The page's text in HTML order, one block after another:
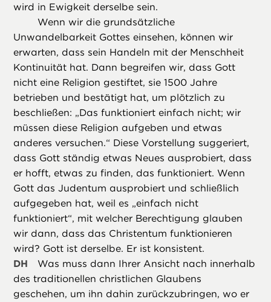
wird in Ewigkeit derselbe sein.
Wenn wir die grundsätzliche
Unwandelbarkeit Gottes einsehen, können wir
erwarten, dass sein Handeln mit der Menschheit
Kontinuität hat. Dann begreifen wir, dass Gott
nicht eine Religion gestiftet, sie 1500 Jahre
betrieben und bestätigt hat, um plötzlich zu
beschließen: „Das funktioniert einfach nicht; wir
müssen diese Religion aufgeben und etwas
anderes versuchen.“ Diese Vorstellung suggeriert,
dass Gott ständig etwas Neues ausprobiert, dass
er hofft, etwas zu finden, das funktioniert. Wenn
Gott das Judentum ausprobiert und schließlich
aufgegeben hat, weil es „einfach nicht
funktioniert“, mit welcher Berechtigung glauben
wir dann, dass das Christentum funktionieren
wird? Gott ist derselbe. Er ist konsistent.
DH
Was muss dann Ihrer Ansicht nach innerhalb
des traditionellen christlichen Glaubens
geschehen, um ihn dahin zurückzubringen, wo er